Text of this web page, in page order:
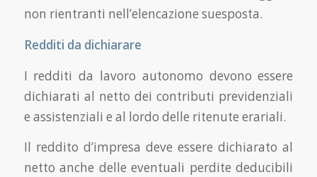
non rientranti nell’elencazione suesposta.
Redditi da dichiarare
I redditi da lavoro autonomo devono essere
dichiarati al netto dei contributi previdenziali
e assistenziali e al lordo delle ritenute erariali.
Il reddito d’impresa deve essere dichiarato al
netto anche delle eventuali perdite deducibili